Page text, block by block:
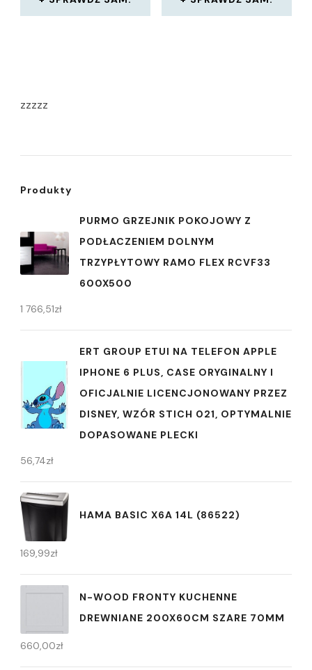
zzzzz
Produkty
PURMO GRZEJNIK POKOJOWY Z
PODŁACZENIEM DOLNYM
TRZYPŁYTOWY RAMO FLEX RCVF33
600X500
1 766,51zł
ERT GROUP ETUI NA TELEFON APPLE
IPHONE 6 PLUS, CASE ORYGINALNY I
OFICJALNIE LICENCJONOWANY PRZEZ
DISNEY, WZÓR STICH 021, OPTYMALNIE
DOPASOWANE PLECKI
56,74zł
HAMA BASIC X6A 14L (86522)
169,99zł
N-WOOD FRONTY KUCHENNE
DREWNIANE 200X60CM SZARE 70MM
660,00zł